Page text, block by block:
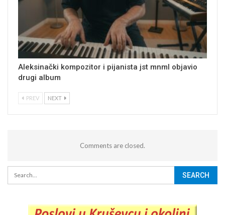
Aleksinački kompozitor i pijanista jst mnml objavio
drugi album
PREV NEXT
Comments are closed.